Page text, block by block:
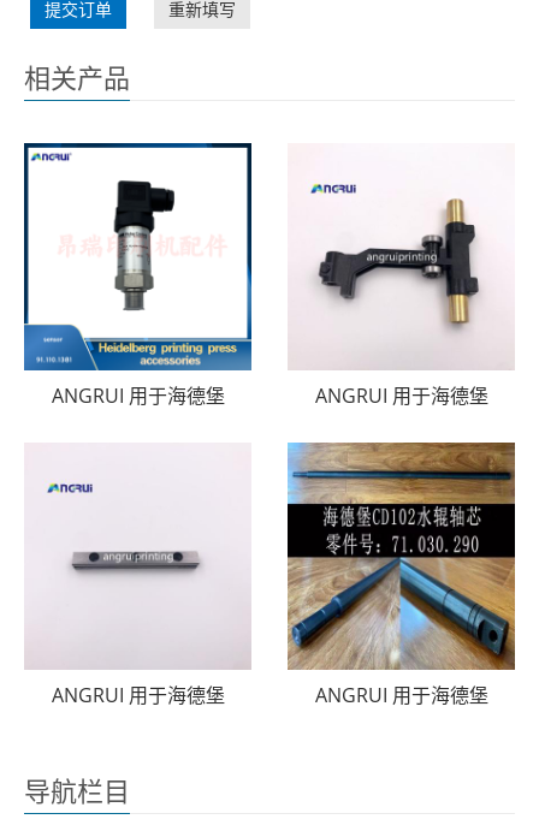
提交订单 重新填写
相关产品
ANGRUI 用于海德堡 ANGRUI 用于海德堡
ANGRUI 用于海德堡 ANGRUI 用于海德堡
导航栏目